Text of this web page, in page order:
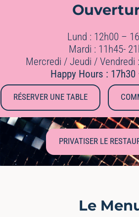
Lund : 12h00 –
Mardi : 11h45-
Mercredi / Jeudi / Vendredi
Happy Hours : 17h30
RÉSERVER UNE TABLE
PRIVATISER LE
Le